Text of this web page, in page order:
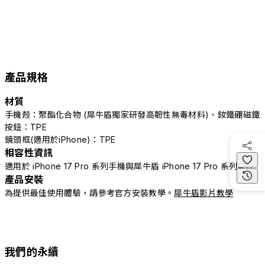
產品規格
材質
手機殼：聚酯化合物 (犀牛盾獨家研發高韌性無毒材料)、釹鐵硼磁鐵
按鈕：TPE
鏡頭框(適用於iPhone)：TPE
相容性資訊
適用於 iPhone 17 Pro 系列手機與犀牛盾 iPhone 17 Pro 系列配件
產品安裝
為提供最佳使用體驗，請參考官方安裝教學。 犀牛盾影片教學
我們的永續